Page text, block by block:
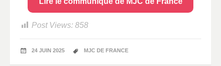
Post Views: 858
24 JUIN 2025 MJC DE FRANCE